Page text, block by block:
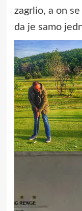
zagrlio, a on
da je samo